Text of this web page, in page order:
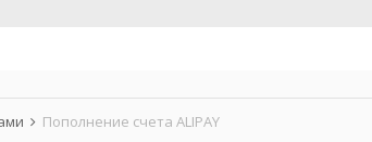
Пополнение счета ALIPAY